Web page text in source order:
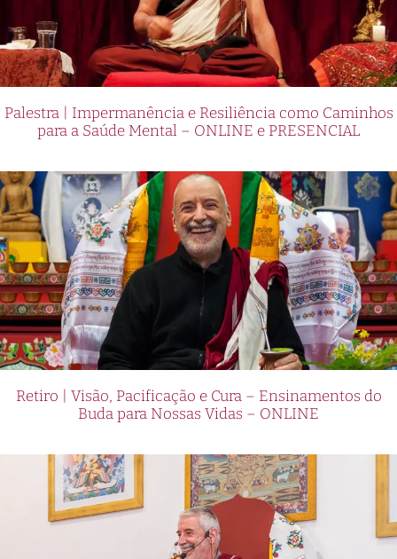
Palestra | Impermanência e Resiliência como Caminhos
para a Saúde Mental – ONLINE e PRESENCIAL
Retiro | Visão, Pacificação e Cura – Ensinamentos do
Buda para Nossas Vidas – ONLINE